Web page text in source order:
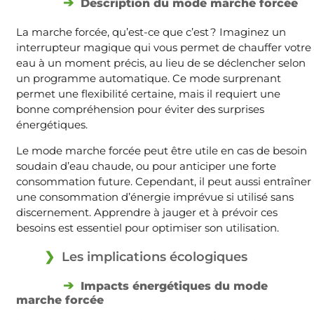
Description du mode marche forcée
La marche forcée, qu’est-ce que c’est ? Imaginez un
interrupteur magique qui vous permet de chauffer votre
eau à un moment précis, au lieu de se déclencher selon
un programme automatique. Ce mode surprenant
permet une flexibilité certaine, mais il requiert une
bonne compréhension pour éviter des surprises
énergétiques.
Le mode marche forcée peut être utile en cas de besoin
soudain d’eau chaude, ou pour anticiper une forte
consommation future. Cependant, il peut aussi entraîner
une consommation d’énergie imprévue si utilisé sans
discernement. Apprendre à jauger et à prévoir ces
besoins est essentiel pour optimiser son utilisation.
Les implications écologiques
Impacts énergétiques du mode
marche forcée